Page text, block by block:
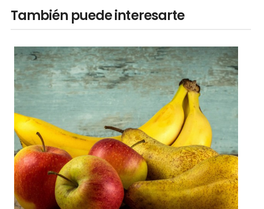
También puede interesarte